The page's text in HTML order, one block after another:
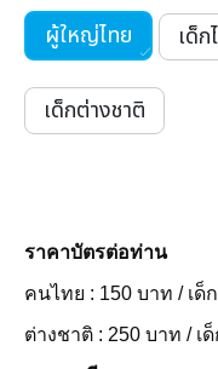
ผู้ใหญ่ไทย เด็ก
เด็กต่างชาติ
ราคาบัตรต่อท่าน
คนไทย : 150 บาท / เด็
ต่างชาติ : 250 บาท / เ